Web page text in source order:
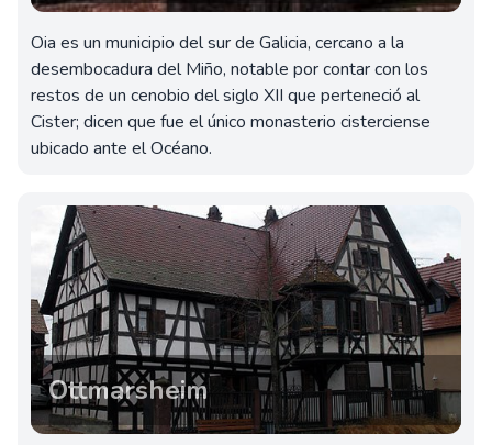
Oia es un municipio del sur de Galicia, cercano a la
desembocadura del Miño, notable por contar con los
restos de un cenobio del siglo XII que perteneció al
Cister; dicen que fue el único monasterio cisterciense
ubicado ante el Océano.
Ottmarsheim